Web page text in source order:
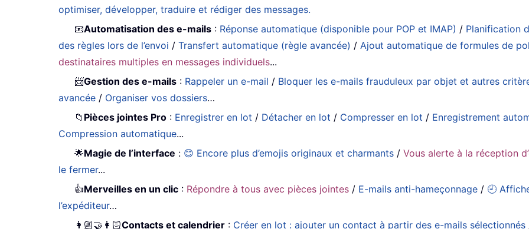
optimiser, développer, traduire et rédiger des messages.
📧Automatisation des e-mails : Réponse automatique (disponible pour POP et IMAP) / Planification
des règles lors de l’envoi /Transfert automatique (règle avancée) /Ajout automatique de formules de
destinataires multiples en messages individuels...
📨Gestion des e-mails : Rappeler un e-mail / Bloquer les e-mails frauduleux par objet et autres
avancée / Organiser vos dossiers…
📁 Pièces jointes Pro : Enregistrer en lot / Détacher en lot / Compresser en lot / Enregistrement
Compression automatique...
🌟Magie de l’interface : 😊 Encore plus d’emojis originaux et charmants /Vous alerte à la réception
le fermer...
👍Merveilles en un clic : Répondre à tous avec pièces jointes / E-mails anti-hameçonnage / 🕘
l’expéditeur…
👩🏼‍🤝‍👩🏻Contacts et calendrier : Créer en lot : ajouter un contact à partir des e-mails sélectionnés